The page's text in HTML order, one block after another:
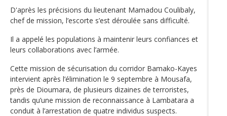
D'après les précisions du lieutenant Mamadou Coulibaly,
chef de mission, l’escorte s’est déroulée sans difficulté.
Il a appelé les populations à maintenir leurs confiances et
leurs collaborations avec l’armée.
Cette mission de sécurisation du corridor Bamako-Kayes
intervient après l’élimination le 9 septembre à Mousafa,
près de Dioumara, de plusieurs dizaines de terroristes,
tandis qu’une mission de reconnaissance à Lambatara a
conduit à l’arrestation de quatre individus suspects.